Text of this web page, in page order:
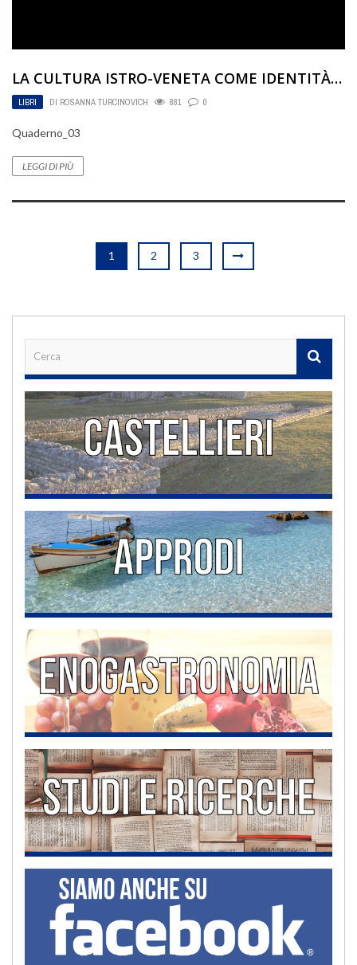
LA CULTURA ISTRO-VENETA COME IDENTITÀ…
LIBRI DI ROSANNA TURCINOVICH 881 0
Quaderno_03
LEGGI DI PIÙ
1 2 3